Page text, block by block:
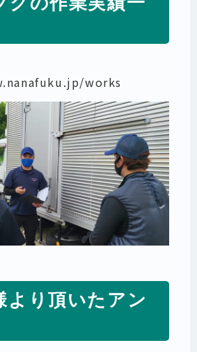
works
より頂いたアン